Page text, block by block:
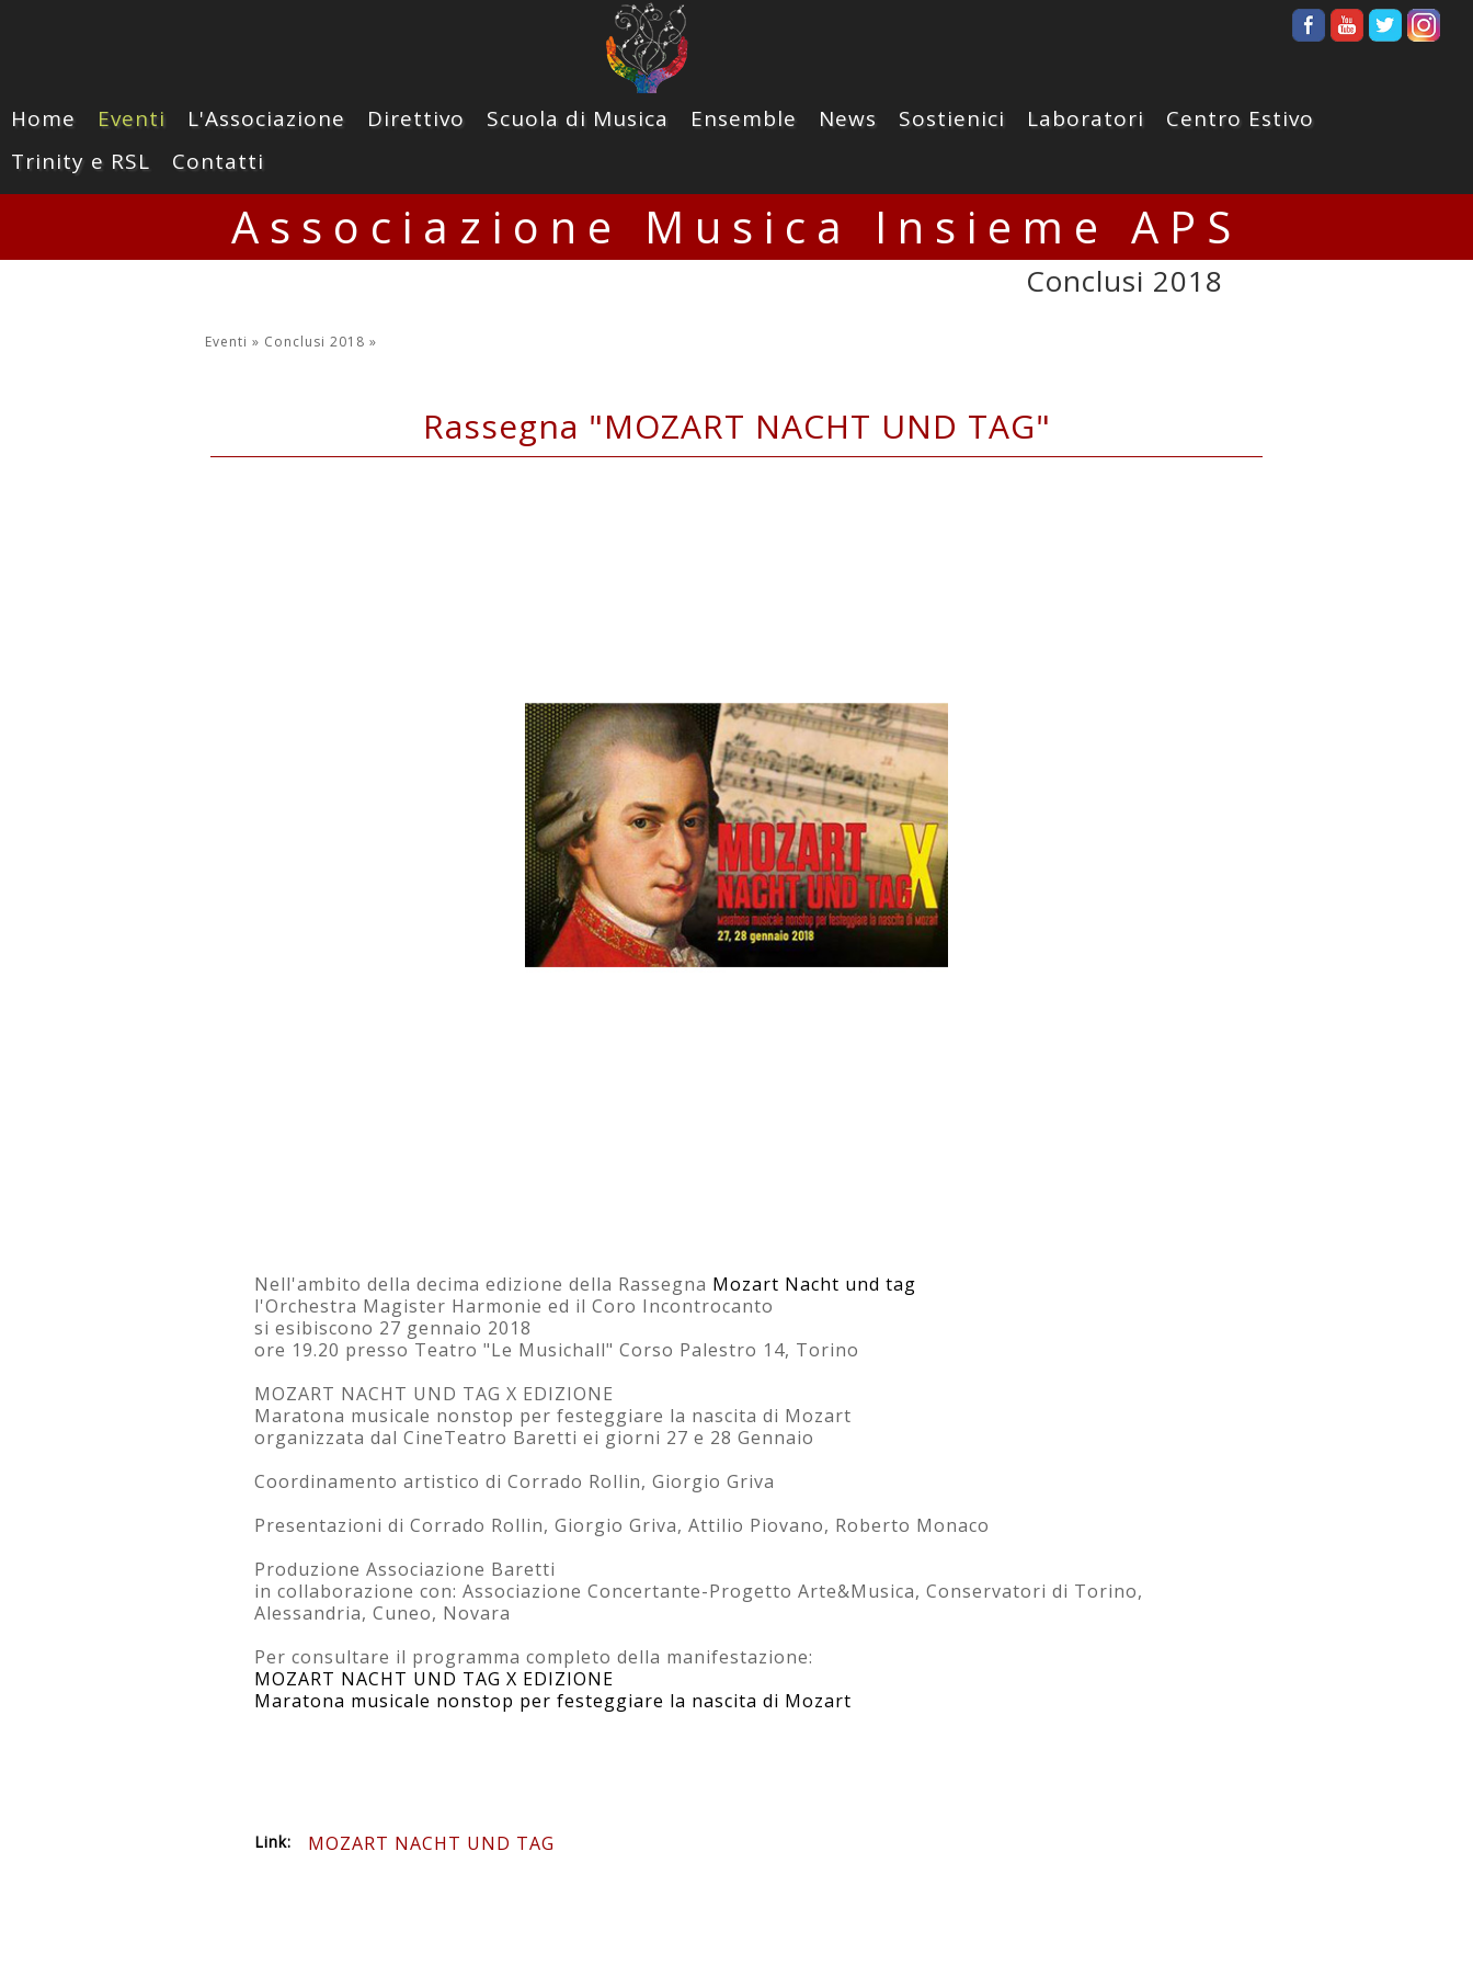
Home Eventi L'Associazione Direttivo Scuola di Musica Ensemble News Sostienici Laboratori
Centro Estivo
Trinity e RSL
Contatti
Associazione Musica Insieme APS
Conclusi 2018
Eventi » Conclusi 2018 »
Rassegna "MOZART NACHT UND TAG"
Nell'ambito della decima edizione della Rassegna Mozart Nacht und tag
l'Orchestra Magister Harmonie ed il Coro Incontrocanto
si esibiscono 27 gennaio 2018
ore 19.20 presso Teatro "Le Musichall" Corso Palestro 14, Torino
MOZART NACHT UND TAG X EDIZIONE
Maratona musicale nonstop per festeggiare la nascita di Mozart
organizzata dal CineTeatro Baretti ei giorni 27 e 28 Gennaio
Coordinamento artistico di Corrado Rollin, Giorgio Griva
Presentazioni di Corrado Rollin, Giorgio Griva, Attilio Piovano, Roberto Monaco
Produzione Associazione Baretti
in collaborazione con: Associazione Concertante-Progetto Arte&Musica, Conservatori di Torino,
Alessandria, Cuneo, Novara
Per consultare il programma completo della manifestazione:
MOZART NACHT UND TAG X EDIZIONE
Maratona musicale nonstop per festeggiare la nascita di Mozart
Link: MOZART NACHT UND TAG